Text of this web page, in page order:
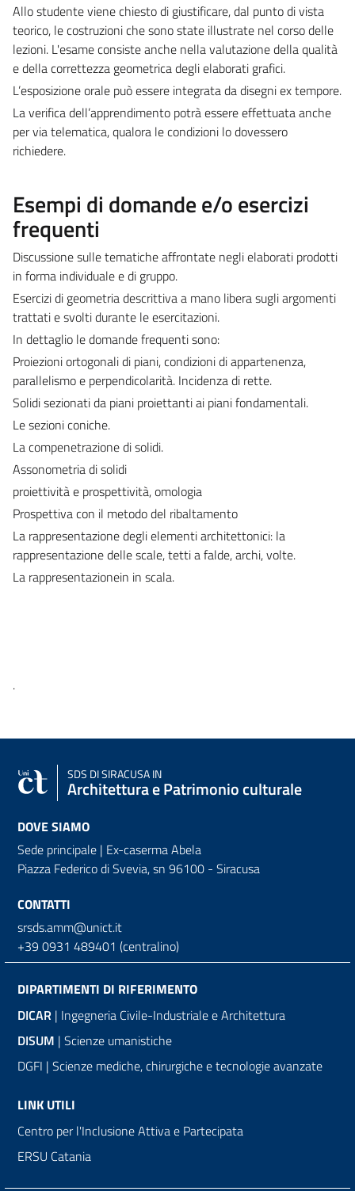
Allo studente viene chiesto di giustificare, dal punto di vista
teorico, le costruzioni che sono state illustrate nel corso delle
lezioni. L'esame consiste anche nella valutazione della qualità
e della correttezza geometrica degli elaborati grafici.
L’esposizione orale può essere integrata da disegni ex tempore.
La verifica dell’apprendimento potrà essere effettuata anche
per via telematica, qualora le condizioni lo dovessero
richiedere.
Esempi di domande e/o esercizi
frequenti
Discussione sulle tematiche affrontate negli elaborati prodotti
in forma individuale e di gruppo.
Esercizi di geometria descrittiva a mano libera sugli argomenti
trattati e svolti durante le esercitazioni.
In dettaglio le domande frequenti sono:
Proiezioni ortogonali di piani, condizioni di appartenenza,
parallelismo e perpendicolarità. Incidenza di rette.
Solidi sezionati da piani proiettanti ai piani fondamentali.
Le sezioni coniche.
La compenetrazione di solidi.
Assonometria di solidi
proiettività e prospettività, omologia
Prospettiva con il metodo del ribaltamento
La rappresentazione degli elementi architettonici: la
rappresentazione delle scale, tetti a falde, archi, volte.
La rappresentazionein in scala.
.
SDS DI SIRACUSA IN
Architettura e Patrimonio culturale
DOVE SIAMO
Sede principale | Ex-caserma Abela
Piazza Federico di Svevia, sn 96100 - Siracusa
CONTATTI
srsds.amm@unict.it
+39 0931 489401 (centralino)
DIPARTIMENTI DI RIFERIMENTO
DICAR | Ingegneria Civile-Industriale e Architettura
DISUM | Scienze umanistiche
DGFI | Scienze mediche, chirurgiche e tecnologie avanzate
LINK UTILI
Centro per l'Inclusione Attiva e Partecipata
ERSU Catania